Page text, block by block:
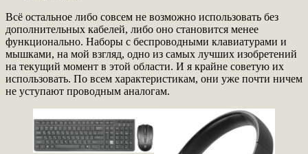
Всё остальное либо совсем не возможно использовать без
дополнительных кабелей, либо оно становится менее
функционально. Наборы с беспроводными клавиатурами и
мышками, на мой взгляд, одно из самых лучших изобретений
на текущий момент в этой области. И я крайне советую их
использовать. По всем характеристикам, они уже почти ничем
не уступают проводным аналогам.